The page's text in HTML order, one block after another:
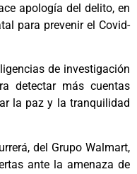
apología del delito, en
para prevenir el Covid-
de investigación
detectar más cuentas
la paz y la tranquilidad
del Grupo Walmart,
ante la amenaza de